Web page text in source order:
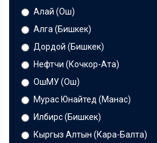
Алай (Ош)
Алга (Бишкек)
Дордой (Бишкек)
Нефтчи (Кочкор-Ата)
ОшМУ (Ош)
Мурас Юнайтед (Манас)
Илбирс (Бишкек)
Кыргыз Алтын (Кара-Балта)